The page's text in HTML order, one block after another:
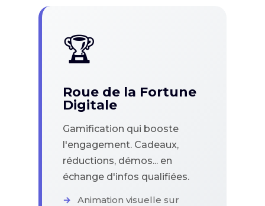
🏆
Roue de la Fortune
Digitale
Gamification qui booste
l'engagement. Cadeaux,
réductions, démos... en
échange d'infos qualifiées.
Animation visuelle sur